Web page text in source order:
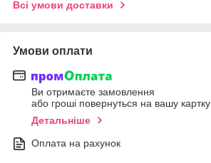
Всі умови доставки
Умови оплати
Ви отримаєте замовлення
або гроші повернуться на вашу картку
Детальніше
Оплата на рахунок